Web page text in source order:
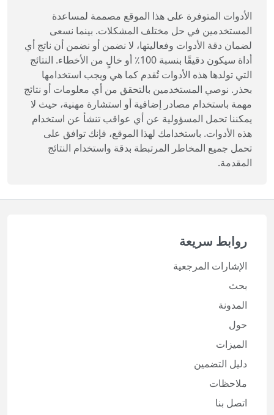
الأدوات المتوفرة على هذا الموقع مصممة لمساعدة
المستخدمين في حل مختلف المشكلات. بينما نسعى
لضمان دقة الأدوات وفعاليتها، لا نضمن أو نضمن أن ناتج أي
أداة سيكون دقيقًا بنسبة 100٪ أو خالٍ من الأخطاء. النتائج
التي تولدها هذه الأدوات تُقدم كما هي ويجب استخدامها
بحذر. نوصي المستخدمين بالتحقق من أي معلومات أو نتائج
مهمة باستخدام مصادر إضافية أو استشارة مهنية، حيث لا
يمكننا تحمل المسؤولية عن أي عواقب تنشأ عن استخدام
هذه الأدوات. باستخدامك لهذا الموقع، فإنك توافق على
تحمل جميع المخاطر المرتبطة بدقة واستخدام النتائج
المقدمة.
روابط سريعة
الإشارات المرجعية
بحث
المدونة
حول
الميزات
دليل التضمين
ملاحظات
اتصل بنا